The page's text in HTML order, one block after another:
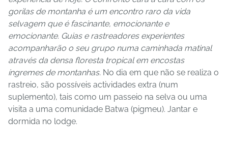
gorilas de montanha é um encontro raro da vida
selvagem que é fascinante, emocionante e
emocionante. Guias e rastreadores experientes
acompanharão o seu grupo numa caminhada matinal
através da densa floresta tropical em encostas
íngremes de montanhas. No dia em que não se realiza o
rastreio, são possíveis actividades extra (num
suplemento), tais como um passeio na selva ou uma
visita a uma comunidade Batwa (pigmeu). Jantar e
dormida no lodge.